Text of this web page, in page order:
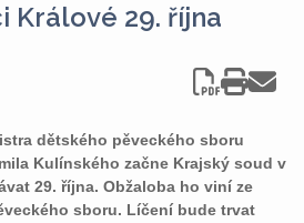
Králové 29. října
dětského pěveckého sboru
Kulínského začne Krajský soud v
29. října. Obžaloba ho viní ze
sboru. Líčení bude trvat